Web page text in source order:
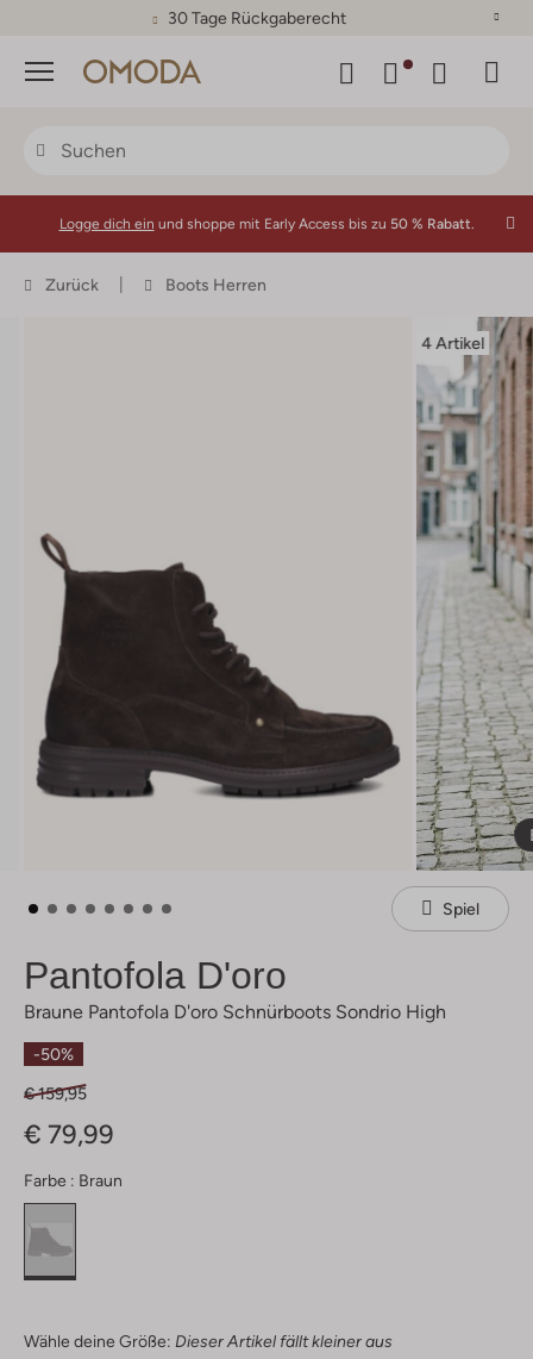
30 Tage Rückgaberecht
Menü
Logge dich ein und shoppe mit Early Access bis zu 50 % Rabatt.
Zurück Boots Herren
4 Artikel
Spiel
Pantofola D'oro
Braune Pantofola D'oro Schnürboots Sondrio High
-50%
€ 159,95
€ 79,99
Farbe : Braun
Wähle deine Größe: Dieser Artikel fällt kleiner aus